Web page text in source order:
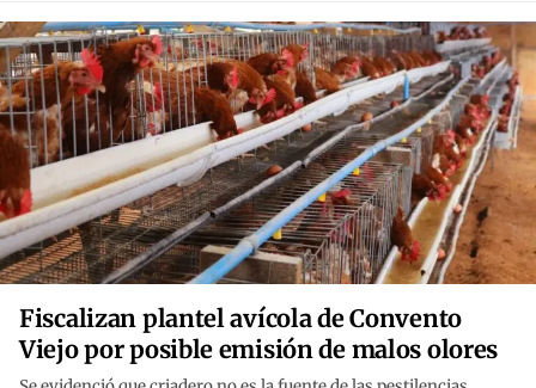
Fiscalizan plantel avícola de Convento
Viejo por posible emisión de malos olores